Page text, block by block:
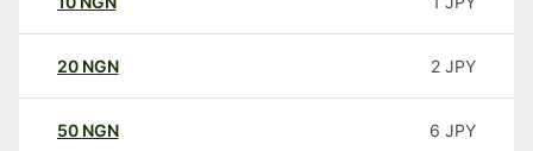
20 NGN 2 JPY
50 NGN 6 JPY